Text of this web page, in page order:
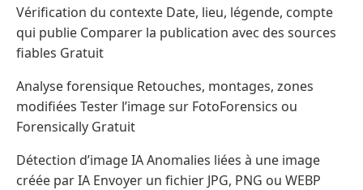
Vérification du contexte Date, lieu, légende, compte
qui publie Comparer la publication avec des sources
fiables Gratuit
Analyse forensique Retouches, montages, zones
modifiées Tester l’image sur FotoForensics ou
Forensically Gratuit
Détection d’image IA Anomalies liées à une image
créée par IA Envoyer un fichier JPG, PNG ou WEBP